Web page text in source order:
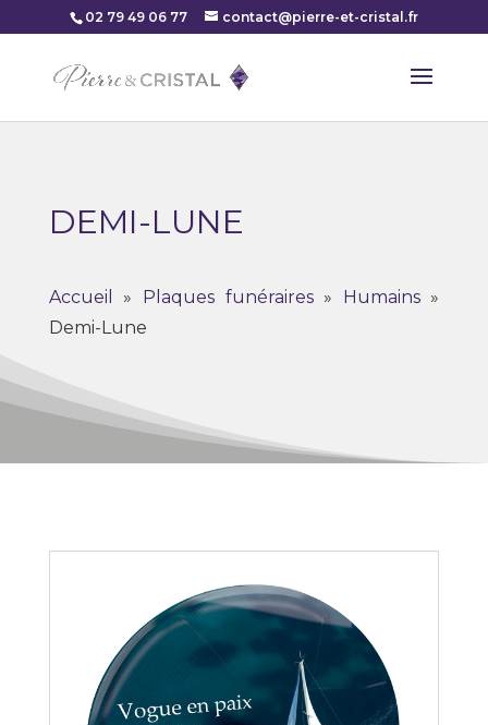
02 79 49 06 77 contact@pierre-et-cristal.fr
DEMI-LUNE
Accueil » Plaques funéraires» Humains»
Demi-Lune